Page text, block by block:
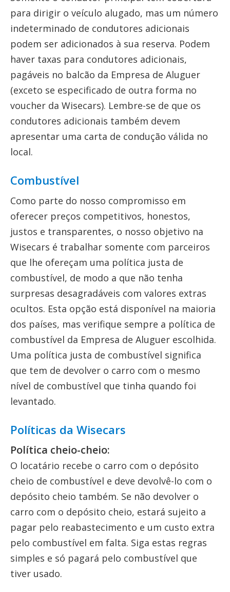
para dirigir o veículo alugado, mas um número
indeterminado de condutores adicionais
podem ser adicionados à sua reserva. Podem
haver taxas para condutores adicionais,
pagáveis no balcão da Empresa de Aluguer
(exceto se especificado de outra forma no
voucher da Wisecars). Lembre-se de que os
condutores adicionais também devem
apresentar uma carta de condução válida no
local.
Combustível
Como parte do nosso compromisso em
oferecer preços competitivos, honestos,
justos e transparentes, o nosso objetivo na
Wisecars é trabalhar somente com parceiros
que lhe ofereçam uma política justa de
combustível, de modo a que não tenha
surpresas desagradáveis com valores extras
ocultos. Esta opção está disponível na maioria
dos países, mas verifique sempre a política de
combustível da Empresa de Aluguer escolhida.
Uma política justa de combustível significa
que tem de devolver o carro com o mesmo
nível de combustível que tinha quando foi
levantado.
Políticas da Wisecars
Política cheio-cheio:
O locatário recebe o carro com o depósito
cheio de combustível e deve devolvê-lo com o
depósito cheio também. Se não devolver o
carro com o depósito cheio, estará sujeito a
pagar pelo reabastecimento e um custo extra
pelo combustível em falta. Siga estas regras
simples e só pagará pelo combustível que
tiver usado.